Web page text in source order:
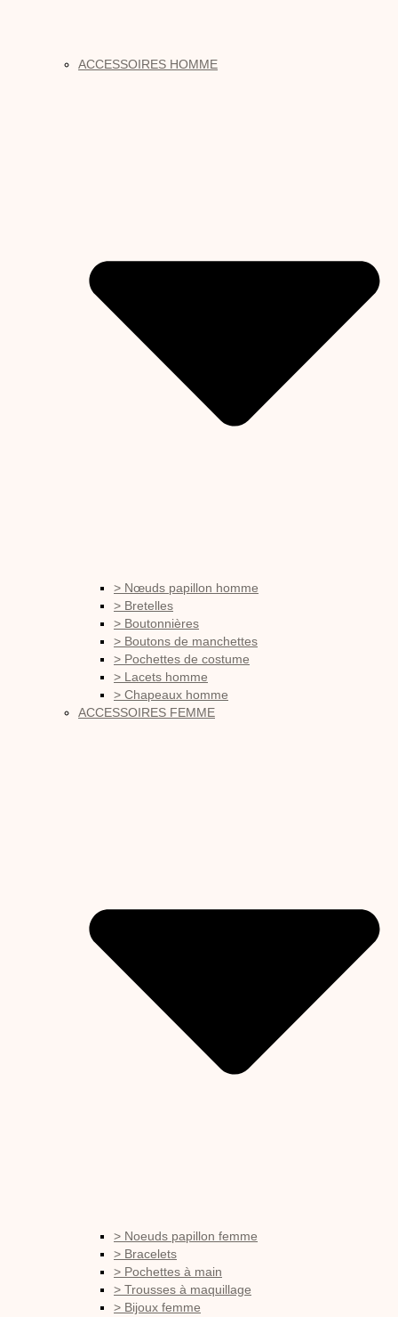
ACCESSOIRES HOMME
> Nœuds papillon homme
> Bretelles
> Boutonnières
> Boutons de manchettes
> Pochettes de costume
> Lacets homme
> Chapeaux homme
ACCESSOIRES FEMME
> Noeuds papillon femme
> Bracelets
> Pochettes à main
> Trousses à maquillage
> Bijoux femme